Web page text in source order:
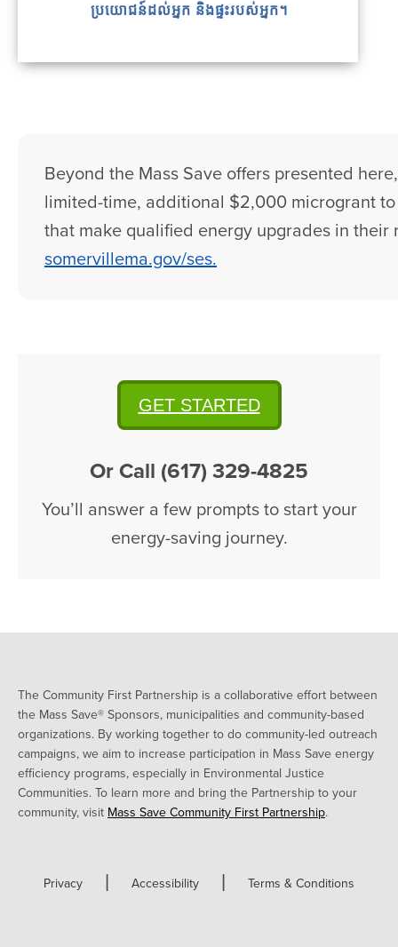
ប្រយោជន៍ដល់អ្នក និងផ្ទះរបស់អ្នក។
Beyond the Mass Save offers presented
limited-time, additional $2,000 microgrant
that make qualified energy upgrades in
somervillema.gov/ses.
GET STARTED
Or Call (617) 329-4825
You’ll answer a few prompts to start your
energy-saving journey.
The Community First Partnership is a collaborative effort between
the Mass Save® Sponsors, municipalities and community-based
organizations. By working together to do community-led outreach
campaigns, we aim to increase participation in Mass Save energy
efficiency programs, especially in Environmental Justice
Communities. To learn more and bring the Partnership to your
community, visit Mass Save Community First Partnership.
Privacy Accessibility Terms & Conditions